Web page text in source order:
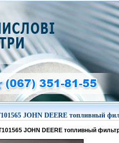
JOHN DEERE топливный
JOHN DEERE топливный